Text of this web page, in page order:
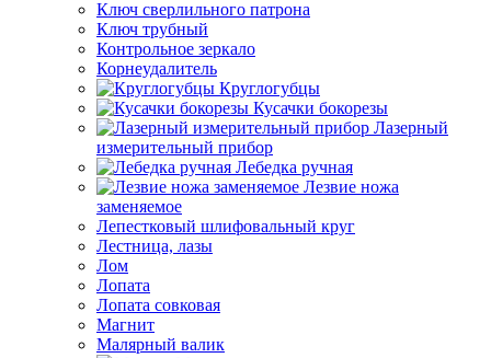
Ключ сверлильного патрона
Ключ трубный
Контрольное зеркало
Корнеудалитель
Круглогубцы
Кусачки бокорезы
Лазерный
измерительный прибор
Лебедка ручная
Лезвие ножа
заменяемое
Лепестковый шлифовальный круг
Лестница, лазы
Лом
Лопата
Лопата совковая
Магнит
Малярный валик